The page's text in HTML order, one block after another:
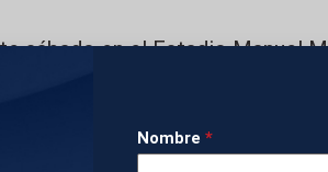
Nombre *
sábado en el Estadio Manuel
trabajo de los suyos, pero